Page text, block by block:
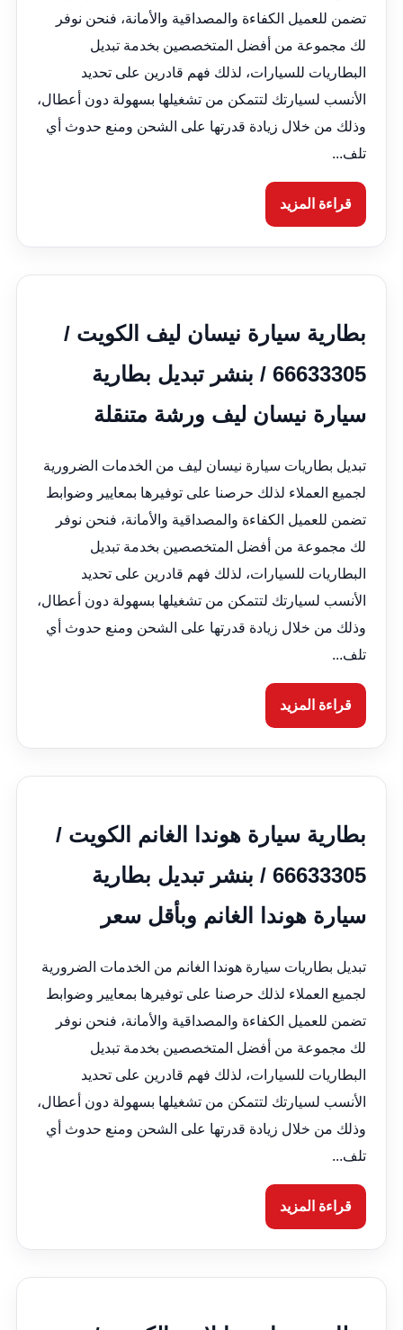
تضمن للعميل الكفاءة والمصداقية والأمانة، فنحن نوفر
لك مجموعة من أفضل المتخصصين بخدمة تبديل
البطاريات للسيارات، لذلك فهم قادرين على تحديد
الأنسب لسيارتك لتتمكن من تشغيلها بسهولة دون أعطال،
وذلك من خلال زيادة قدرتها على الشحن ومنع حدوث أي
تلف...
قراءة المزيد
بطارية سيارة نيسان ليف الكويت /
66633305 / بنشر تبديل بطارية
سيارة نيسان ليف ورشة متنقلة
تبديل بطاريات سيارة نيسان ليف من الخدمات الضرورية
لجميع العملاء لذلك حرصنا على توفيرها بمعايير وضوابط
تضمن للعميل الكفاءة والمصداقية والأمانة، فنحن نوفر
لك مجموعة من أفضل المتخصصين بخدمة تبديل
البطاريات للسيارات، لذلك فهم قادرين على تحديد
الأنسب لسيارتك لتتمكن من تشغيلها بسهولة دون أعطال،
وذلك من خلال زيادة قدرتها على الشحن ومنع حدوث أي
تلف...
قراءة المزيد
بطارية سيارة هوندا الغانم الكويت /
66633305 / بنشر تبديل بطارية
سيارة هوندا الغانم وبأقل سعر
تبديل بطاريات سيارة هوندا الغانم من الخدمات الضرورية
لجميع العملاء لذلك حرصنا على توفيرها بمعايير وضوابط
تضمن للعميل الكفاءة والمصداقية والأمانة، فنحن نوفر
لك مجموعة من أفضل المتخصصين بخدمة تبديل
البطاريات للسيارات، لذلك فهم قادرين على تحديد
الأنسب لسيارتك لتتمكن من تشغيلها بسهولة دون أعطال،
وذلك من خلال زيادة قدرتها على الشحن ومنع حدوث أي
تلف...
قراءة المزيد